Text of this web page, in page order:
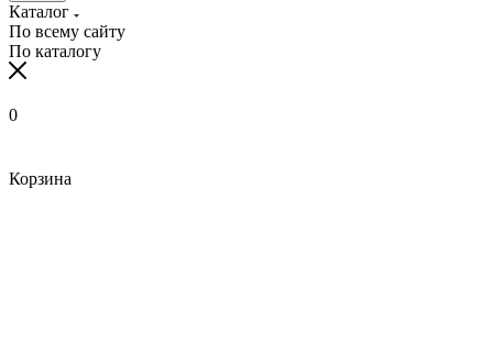
Каталог
По всему сайту
По каталогу
0
Корзина